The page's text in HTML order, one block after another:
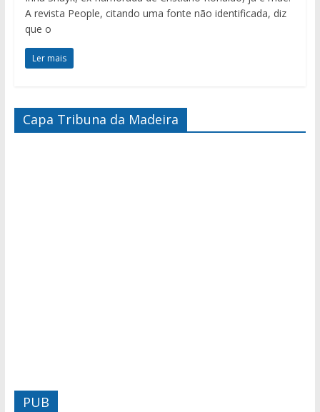
A revista People, citando uma fonte não identificada, diz
que o
Ler mais
Capa Tribuna da Madeira
PUB